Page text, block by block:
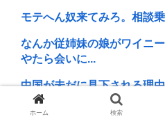
モテへん奴来てみろ。相談
なんか従姉妹の娘がワイニ
やたら会いに...
中国が未だに見下される理
『スマホFPS』←こいつが
ホーム 検索